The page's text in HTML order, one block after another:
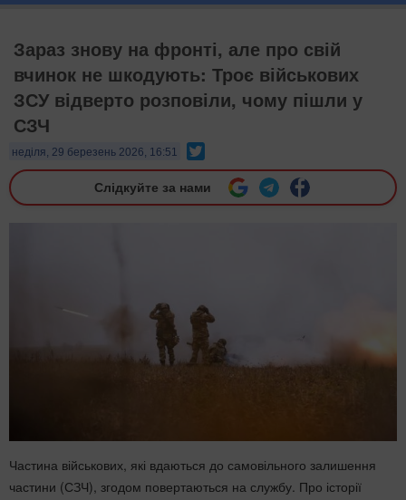
Зараз знову на фронті, але про свій
вчинок не шкодують: Троє військових
ЗСУ відверто розповіли, чому пішли у
СЗЧ
неділя, 29 березень 2026, 16:51
Слідкуйте за нами
Частина військових, які вдаються до самовільного залишення
частини (СЗЧ), згодом повертаються на службу. Про історії